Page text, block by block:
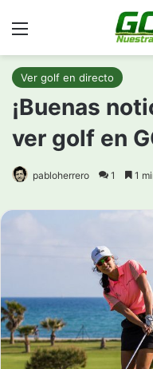
Ver golf en directo
¡Buenas
ver golf en
pabloherrero 1 1